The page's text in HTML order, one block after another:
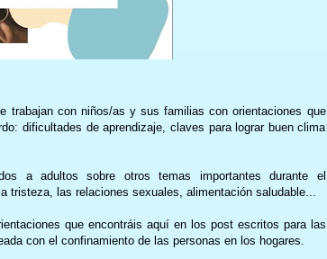
trabajan con niños/as y sus familias con orientaciones que
dificultades de aprendizaje, claves para lograr buen clima
a adultos sobre otros temas importantes durante el
tristeza, las relaciones sexuales, alimentación saludable...
que encontráis aquí en los post escritos para las
con el confinamiento de las personas en los hogares.